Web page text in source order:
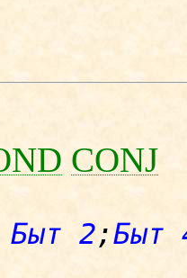
CONJ
Быт 2;Быт